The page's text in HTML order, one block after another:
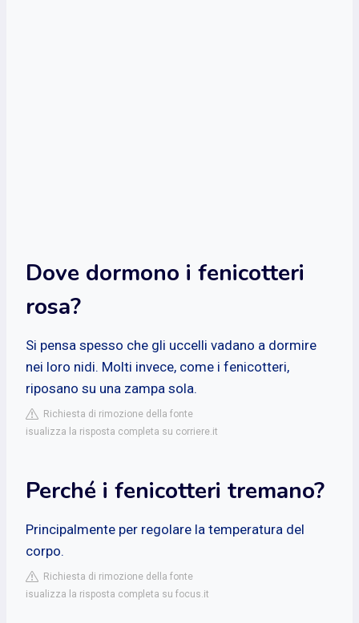
Dove dormono i fenicotteri
rosa?
Si pensa spesso che gli uccelli vadano a dormire
nei loro nidi. Molti invece, come i fenicotteri,
riposano su una zampa sola.
Richiesta di rimozione della fonte
isualizza la risposta completa su corriere.it
Perché i fenicotteri tremano?
Principalmente per regolare la temperatura del
corpo.
Richiesta di rimozione della fonte
isualizza la risposta completa su focus.it